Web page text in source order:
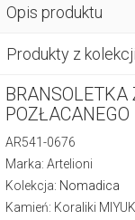
Opis produktu
Produkty z kolekcji
AR541-0676
Marka: Artelioni
Kolekcja: Nomadica
Kamień: Koraliki